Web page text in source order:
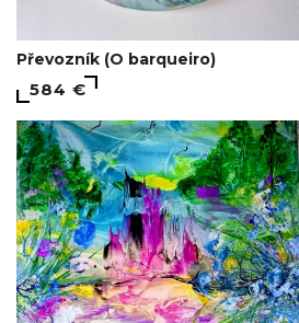
Převozník (O barqueiro)
584 €